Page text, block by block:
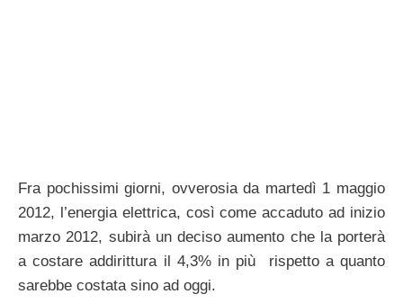
Fra pochissimi giorni, ovverosia da martedì 1 maggio
2012, l’energia elettrica, così come accaduto ad inizio
marzo 2012, subirà un deciso aumento che la porterà
a costare addirittura il 4,3% in più rispetto a quanto
sarebbe costata sino ad oggi.